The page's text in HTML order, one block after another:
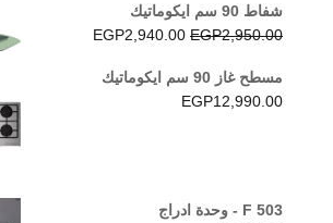
شفاط 90 سم ايكوماتيك
EGP2,950.00
السعر
هو:
EGP2,950.00.
EGP2,940.00
EGP2,940.00.
مسطح غاز 90 سم ايكوماتيك
EGP12,990.00
F 503 - وحدة ادراج